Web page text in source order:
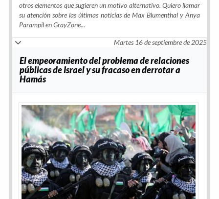
otros elementos que sugieren un motivo alternativo. Quiero llamar
su atención sobre las últimas noticias de Max Blumenthal y Anya
Parampil enGrayZone...
Martes 16 de septiembre de 2025
El empeoramiento del problema de relaciones
públicas de Israel y su fracaso en derrotar a
Hamás